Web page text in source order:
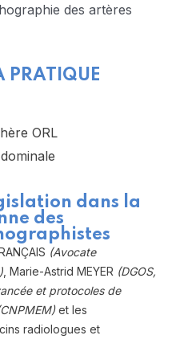
des artères
PRATIQUE
ORL
dans la
des
(Avocate
, Marie-Astrid MEYER (DGOS,
et protocoles de
et les
radiologues et